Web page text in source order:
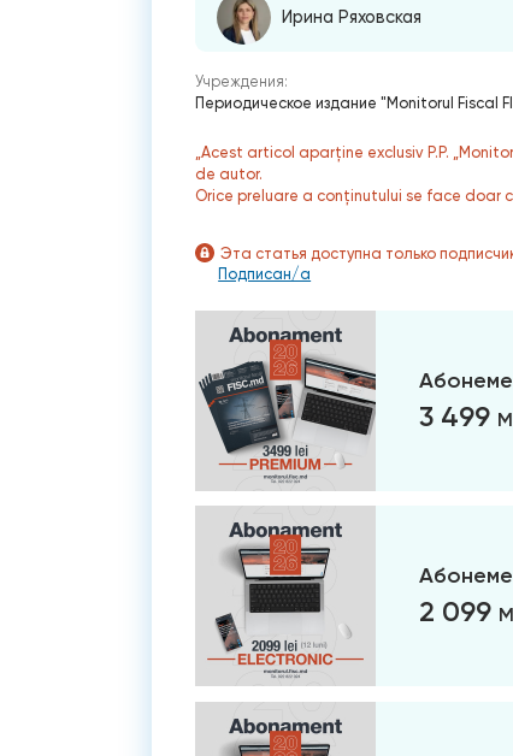
Ирина Ряховская
Учреждения:
Периодическое издание "Monitorul Fiscal
„Acest articol aparține exclusiv P.P.
de autor.
Orice preluare a conținutului se face doar
Эта статья доступна только
Подписан/а
3 499
2 099